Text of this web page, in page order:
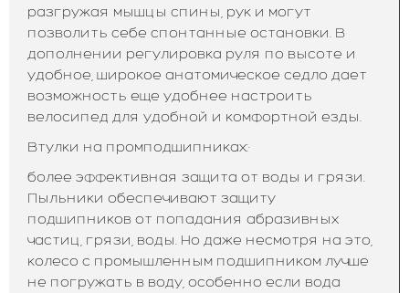
разгружая мышцы спины, рук и могут
позволить себе спонтанные остановки. В
дополнении регулировка руля по высоте и
удобное, широкое анатомическое седло дает
возможность еще удобнее настроить
велосипед для удобной и комфортной езды.
Втулки на промподшипниках:·
более эффективная защита от воды и грязи.
Пыльники обеспечивают защиту
подшипников от попадания абразивных
частиц, грязи, воды. Но даже несмотря на это,
колесо с промышленным подшипником лучше
не погружать в воду, особенно если вода